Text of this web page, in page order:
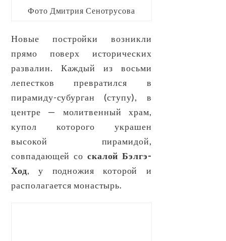
Фото Дмитрия Сенотрусова
Новые постройки возникли
прямо поверх исторических
развалин. Каждый из восьми
лепестков превратился в
пирамиду-субурган (ступу), в
центре — молитвенный храм,
купол которого украшен
высокой пирамидой,
совпадающей со скалой Бэлгэ-
Ход, у подножия которой и
располагается монастырь.